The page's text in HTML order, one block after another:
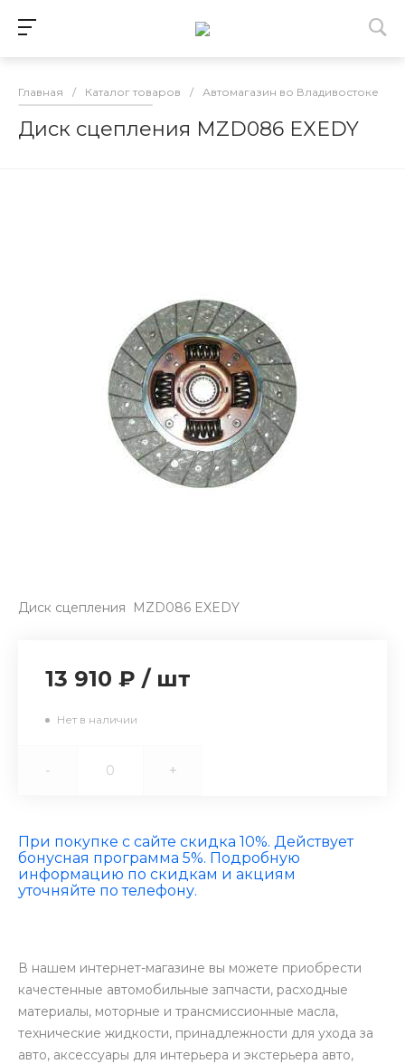
Главная / Каталог товаров / Автомагазин во Владивостоке
Диск сцепления MZD086 EXEDY
Диск сцепления MZD086 EXEDY
13 910 ₽ / шт
Нет в наличии
- +
При покупке с сайте скидка 10%. Действует
бонусная программа 5%. Подробную
информацию по скидкам и акциям
уточняйте по телефону.
В нашем интернет-магазине вы можете приобрести
качестенные автомобильные запчасти, расходные
материалы, моторные и трансмиссионные масла,
технические жидкости, принадлежности для ухода за
авто, аксессуары для интерьера и экстерьера авто,